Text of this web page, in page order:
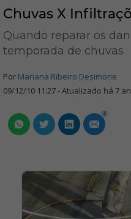
Chuvas X
Quando reparar os
temporada de chuvas
Por Mariana Ribeiro Desimone
09/12/10 11:27 - Atualizado há 7
3